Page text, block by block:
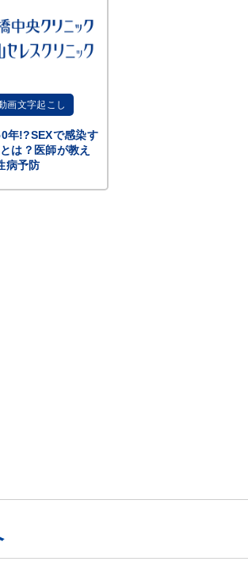
画文字起こし
年!?SEXで感染す
は？医師が教え
病予防